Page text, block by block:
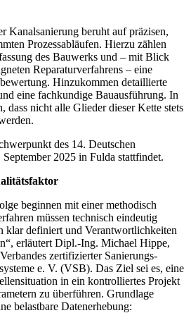
Kanalsanierung beruht auf präzisen,
Prozessabläufen. Hierzu zählen
des Bauwerks und – mit Blick
Reparaturverfahrens – eine
Hinzukommen detaillierte
eine fachkundige Bauausführung. In
dass nicht alle Glieder dieser Kette stets
des 14. Deutschen
2025 in Fulda stattfindet.
beginnen mit einer methodisch
müssen technisch eindeutig
klar definiert und Verantwortlichkeiten
erläutert Dipl.-Ing. Michael Hippe,
zertifizierter Sanierungs-
e. V. (VSB). Das Ziel sei es, eine
in ein kontrolliertes Projekt
zu überführen. Grundlage
belastbare Datenerhebung: